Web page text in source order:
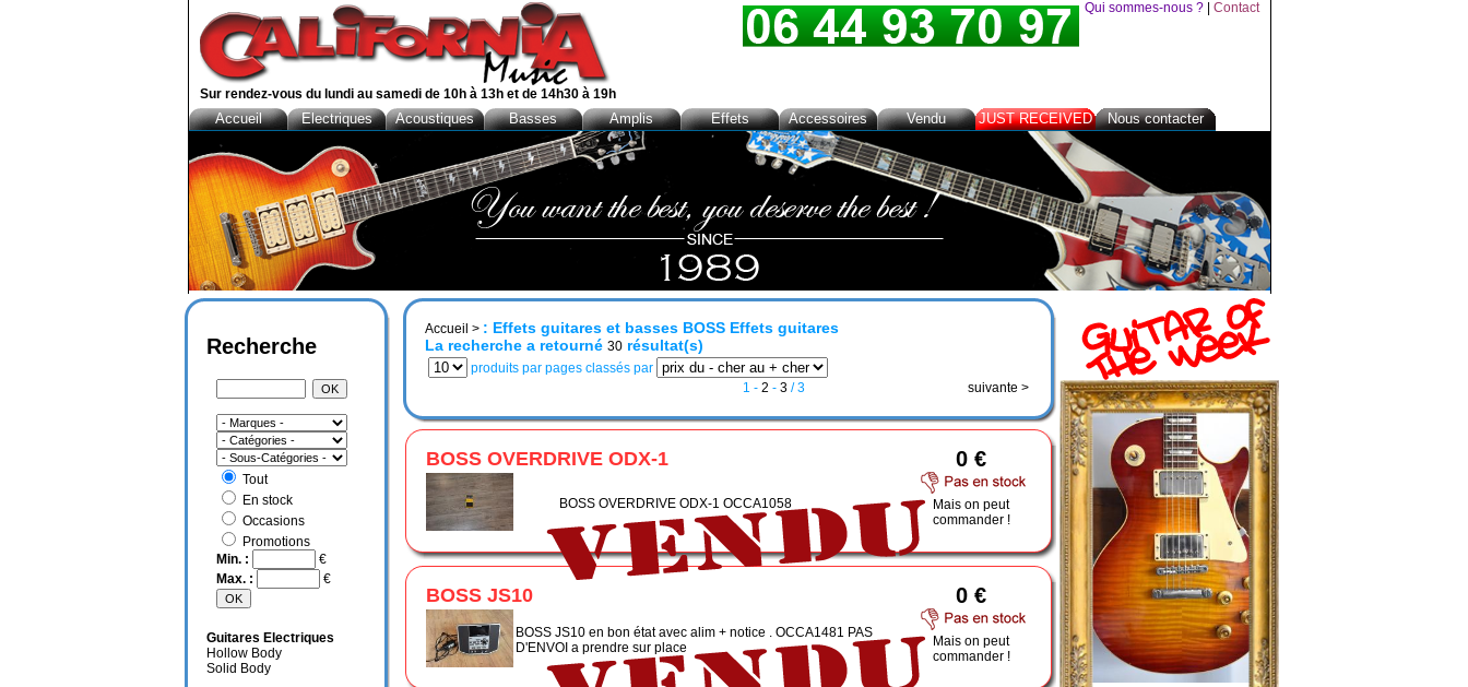
Accueil > : Effets guitares et basses BOSS Effets guitares
La recherche a retourné 30 résultat(s)
produits par pages classés par
1 - 2 - 3/ 3 suivante >
BOSS OVERDRIVE ODX-1
BOSS OVERDRIVE ODX-1 OCCA1058
0 €
Mais on peut
commander !
BOSS JS10
BOSS JS10 en bon état avec alim + notice . OCCA1481 PAS
D'ENVOI a prendre sur place
0 €
Mais on peut
commander !
Recherche
Tout
En stock
Occasions
Promotions
Min. :
€
Max. :
€
Guitares Electriques
Hollow Body
Solid Body
Sur rendez-vous du lundi au samedi de 10h à 13h et de 14h30 à 19h
Qui sommes-nous ? Contact
Accueil Electriques Acoustiques Basses Amplis Effets Accessoires Vendu JUST RECEIVED Nous contacter